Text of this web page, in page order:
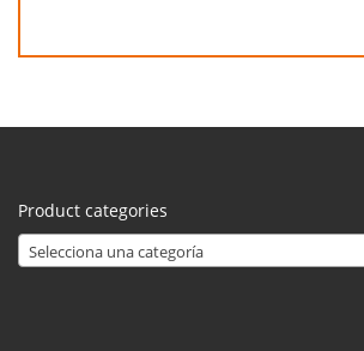
Product categories
Selecciona una categoría